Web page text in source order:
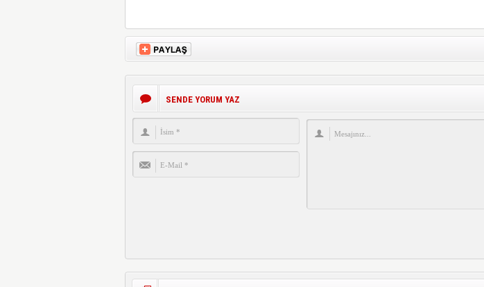
SENDE YORUM YAZ